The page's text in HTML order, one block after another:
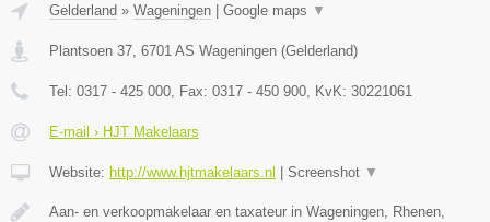
Gelderland » Wageningen | Google maps ▼
Plantsoen 37 6701 AS Wageningen (Gelderland)
Tel: 0317 - 425 000 , Fax: 0317 - 450 900 , KvK: 30221061
E-mail › HJT Makelaars
Website: http://www.hjtmakelaars.nl | Screenshot ▼
Aan- en verkoopmakelaar en taxateur in Wageningen, Rhenen,